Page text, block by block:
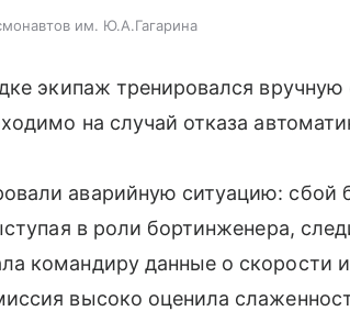
им. Ю.А.Гагарина
экипаж тренировался
на случай отказа
аварийную ситуацию: сбой
в роли бортинженера,
командиру данные о скорости
высоко оценила